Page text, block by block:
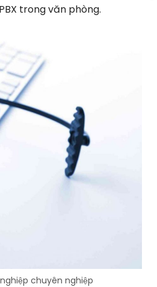
trong văn phòng.
chuyên nghiệp